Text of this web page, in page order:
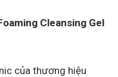
Cleansing Gel
của thương hiệu